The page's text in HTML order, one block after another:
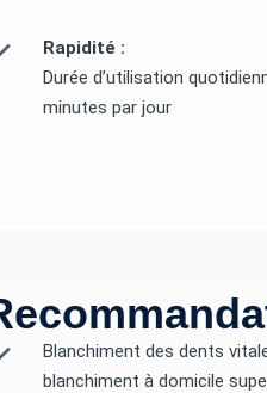
Rapidité :
Durée d’utilisation
minutes par jour
Blanchiment des dents
blanchiment à domicile